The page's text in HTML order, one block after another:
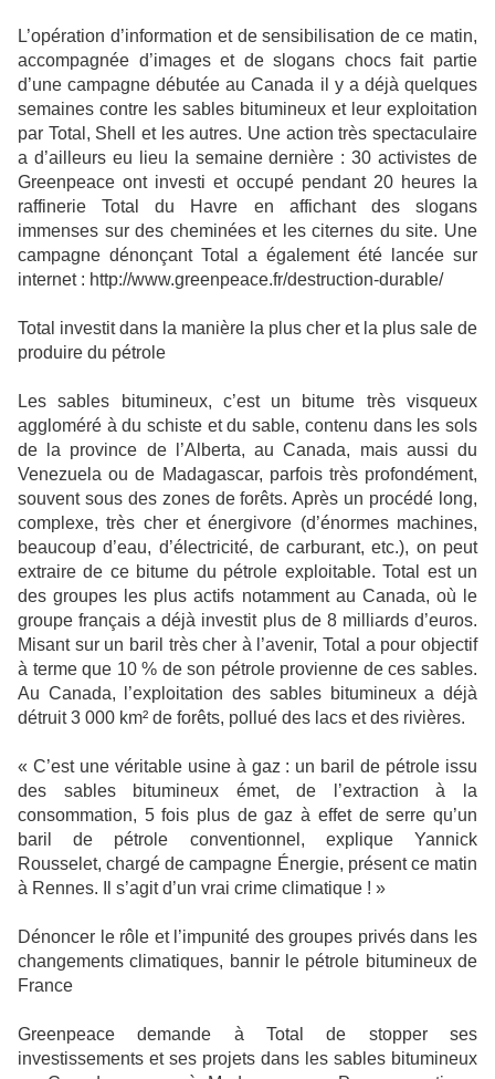
L’opération d’information et de sensibilisation de ce matin,
accompagnée d’images et de slogans chocs fait partie
d’une campagne débutée au Canada il y a déjà quelques
semaines contre les sables bitumineux et leur exploitation
par Total, Shell et les autres. Une action très spectaculaire
a d’ailleurs eu lieu la semaine dernière : 30 activistes de
Greenpeace ont investi et occupé pendant 20 heures la
raffinerie Total du Havre en affichant des slogans
immenses sur des cheminées et les citernes du site. Une
campagne dénonçant Total a également été lancée sur
internet : http://www.greenpeace.fr/destruction-durable/
Total investit dans la manière la plus cher et la plus sale de
produire du pétrole
Les sables bitumineux, c’est un bitume très visqueux
aggloméré à du schiste et du sable, contenu dans les sols
de la province de l’Alberta, au Canada, mais aussi du
Venezuela ou de Madagascar, parfois très profondément,
souvent sous des zones de forêts. Après un procédé long,
complexe, très cher et énergivore (d’énormes machines,
beaucoup d’eau, d’électricité, de carburant, etc.), on peut
extraire de ce bitume du pétrole exploitable. Total est un
des groupes les plus actifs notamment au Canada, où le
groupe français a déjà investit plus de 8 milliards d’euros.
Misant sur un baril très cher à l’avenir, Total a pour objectif
à terme que 10 % de son pétrole provienne de ces sables.
Au Canada, l’exploitation des sables bitumineux a déjà
détruit 3 000 km² de forêts, pollué des lacs et des rivières.
« C’est une véritable usine à gaz : un baril de pétrole issu
des sables bitumineux émet, de l’extraction à la
consommation, 5 fois plus de gaz à effet de serre qu’un
baril de pétrole conventionnel, explique Yannick
Rousselet, chargé de campagne Énergie, présent ce matin
à Rennes. Il s’agit d’un vrai crime climatique ! »
Dénoncer le rôle et l’impunité des groupes privés dans les
changements climatiques, bannir le pétrole bitumineux de
France
Greenpeace demande à Total de stopper ses
investissements et ses projets dans les sables bitumineux